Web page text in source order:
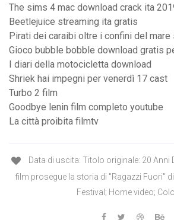
The sims 4 mac download crack ita
Beetlejuice streaming ita gratis
Pirati dei caraibi oltre i confini del mare
Gioco bubble bobble download gratis
I diari della motocicletta download
Shriek hai impegni per venerdì 17 cast
Turbo 2 film
Goodbye lenin film completo youtube
La città proibita filmtv
Data di uscita: Titolo originale: 20 Anni
film prosegue la storia di "Ragazzi Fuori"
Festival; Home video;